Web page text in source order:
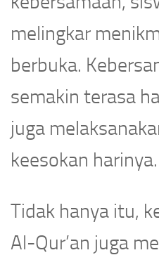
melingkar
berbuka.
semakin terasa
juga
keesokan harinya.
Tidak hanya itu,
Al-Qur’an juga